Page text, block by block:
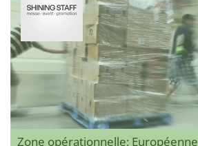
Zone opérationnelle: Européenne